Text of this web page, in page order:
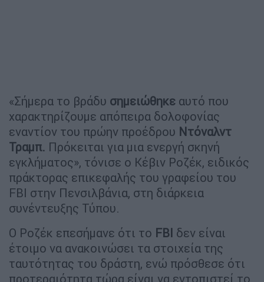
«Σήμερα το βράδυ σημειώθηκε αυτό που
χαρακτηρίζουμε απόπειρα δολοφονίας
εναντίον του πρώην προέδρου Ντόναλντ
Τραμπ. Πρόκειται για μια ενεργή σκηνή
εγκλήματος», τόνισε ο Κέβιν Ροζέκ, ειδικός
πράκτορας επικεφαλής του γραφείου του
FBI στην Πενσιλβάνια, στη διάρκεια
συνέντευξης Τύπου.
Ο Ροζέκ επεσήμανε ότι το FBI δεν είναι
έτοιμο να ανακοινώσει τα στοιχεία της
ταυτότητας του δράστη, ενώ πρόσθεσε ότι
προτεραιότητα τώρα είναι να εντοπιστεί το